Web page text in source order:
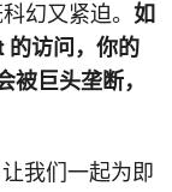
幻又紧迫。 如
的访问，你的
巨头垄断，
让我们一起为即